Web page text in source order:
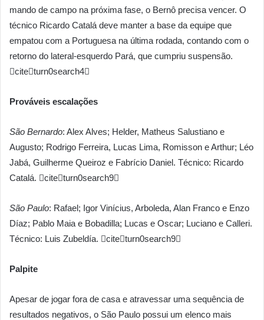
mando de campo na próxima fase, o Bernô precisa vencer. O
técnico Ricardo Catalá deve manter a base da equipe que
empatou com a Portuguesa na última rodada, contando com o
retorno do lateral-esquerdo Pará, que cumpriu suspensão.
citeturn0search4
Prováveis escalações
São Bernardo: Alex Alves; Helder, Matheus Salustiano e
Augusto; Rodrigo Ferreira, Lucas Lima, Romisson e Arthur; Léo
Jabá, Guilherme Queiroz e Fabrício Daniel. Técnico: Ricardo
Catalá. citeturn0search9
São Paulo: Rafael; Igor Vinícius, Arboleda, Alan Franco e Enzo
Díaz; Pablo Maia e Bobadilla; Lucas e Oscar; Luciano e Calleri.
Técnico: Luis Zubeldía. citeturn0search9
Palpite
Apesar de jogar fora de casa e atravessar uma sequência de
resultados negativos, o São Paulo possui um elenco mais